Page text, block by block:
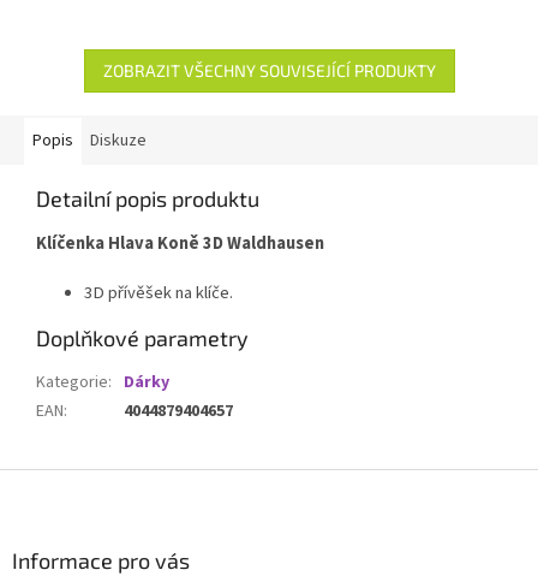
ZOBRAZIT VŠECHNY SOUVISEJÍCÍ PRODUKTY
Popis Diskuze
Detailní popis produktu
Klíčenka Hlava Koně 3D Waldhausen
3D přívěšek na klíče.
Doplňkové parametry
Kategorie: Dárky
EAN: 4044879404657
Informace pro vás